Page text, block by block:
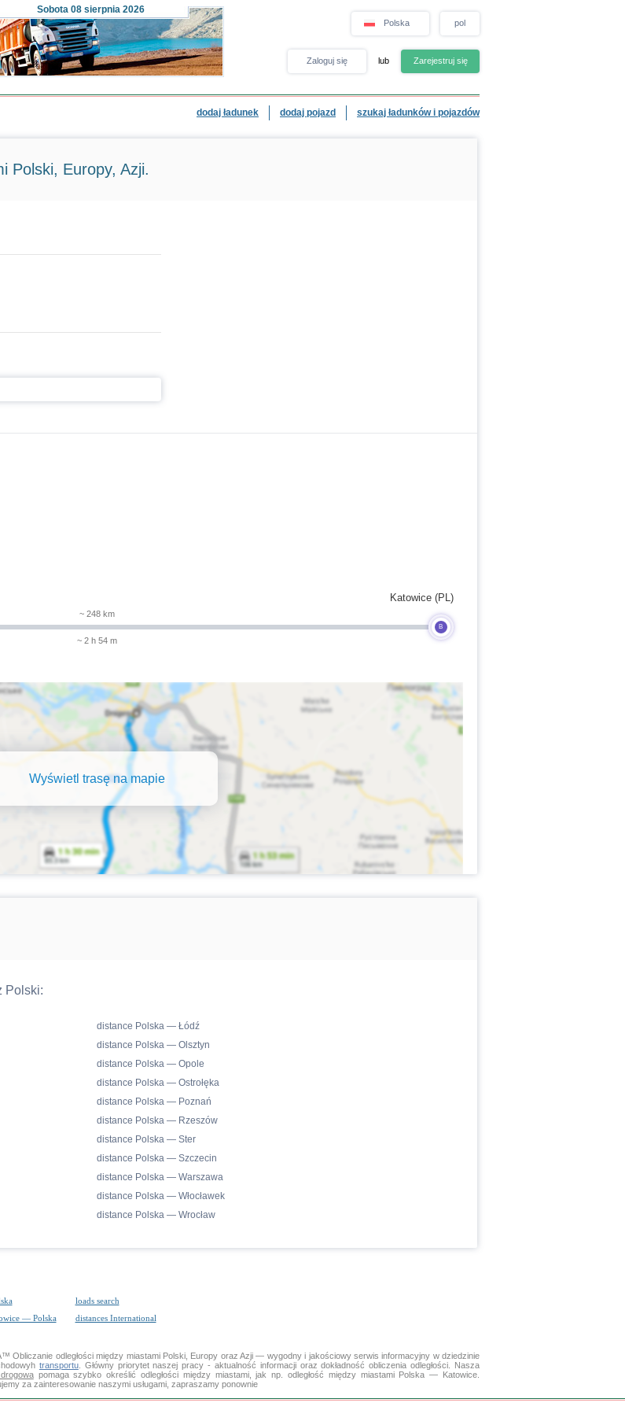
Sobota08 sierpnia 2026
Polska pol
Zaloguj się lub Zarejestruj się
dodaj ładunek dodaj pojazd szukaj ładunków i pojazdów
Polski, Europy, Azji.
~ 248 km
~ 2 h 54 m
B
Katowice (PL)
Wyświetl trasę na mapie
Polski:
distance Polska — Łódź
distance Polska — Olsztyn
distance Polska — Opole
distance Polska — Ostrołęka
distance Polska — Poznań
distance Polska — Rzeszów
distance Polska — Ster
distance Polska — Szczecin
distance Polska — Warszawa
distance Polska — Włocławek
distance Polska — Wrocław
loads search
— Polska distances International
Obliczanie odległościmiędzy miastami Polski, Europy oraz Azji — wygodny i jakościowy serwis informacyjny w dziedzinie
transportu. Główny priorytet naszej pracy - aktualność informacji oraz dokładność obliczenia odległości. Nasza
pomaga szybko określić odległości między miastami, jak np. odległość między miastami Polska — Katowice.
za zainteresowanie naszymi usługami, zapraszamy ponownie